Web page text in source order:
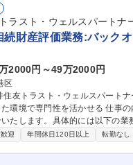
の企画・推進、海外拠点等との協
ラスト・ウェルスパートナ
続財産評価業務:バック
2000円～49万2000円
区
ト・ウェルスパートナーズ株式会社 求人名 東京【相続財産評
せる 仕事の内容 お客様の資産の評価及び、相続申告に関わる各種データの作成
たします。具体的には以下の
】■相続財産評価のお申込みがあ
務を行います。■主に評価明細の
迎 年間休日120日以上 転勤なし